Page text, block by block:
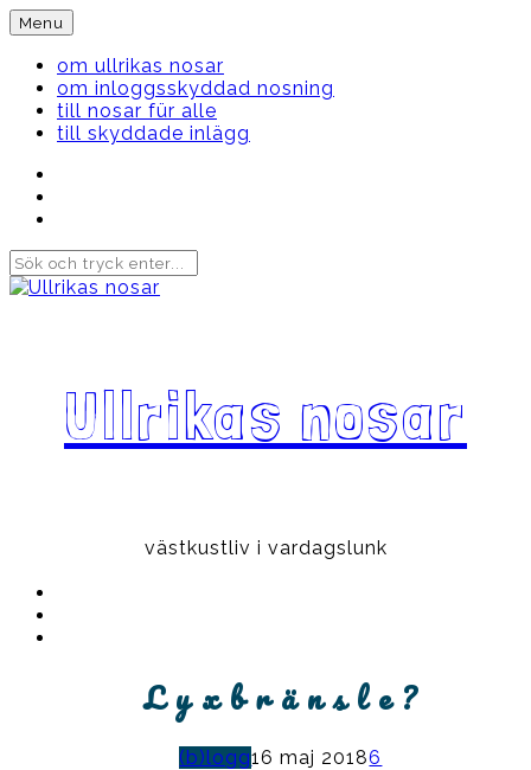
Skip
to
content
Menu
om ullrikas nosar
om inloggsskyddad nosning
till nosar für alle
till skyddade inlägg
Ullrikas nosar
västkustliv i vardagslunk
L y x b r ä n s l e ?
(b)logg16 maj 20186